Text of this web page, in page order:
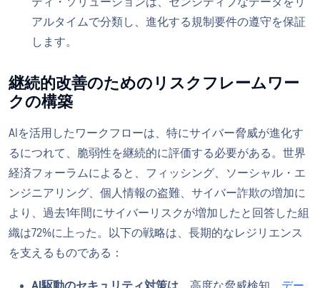
アルタイムで分類し、進化する規制要件の遵守を保証
します。
継続的改善のためのリスクフレームワー
クの構築
AIを活用したワークフローは、特にサイバー脅威が進化す
るにつれて、脆弱性を継続的に評価する必要がある。世界
経済フォーラムによると、フィッシング、ソーシャル・エ
ンジニアリング、個人情報の盗難、サイバー詐欺の増加に
より、過去1年間にサイバーリスクが増加したと回答した組
織は72%に上った。以下の戦略は、長期的なレジリエンス
を支えるものである：